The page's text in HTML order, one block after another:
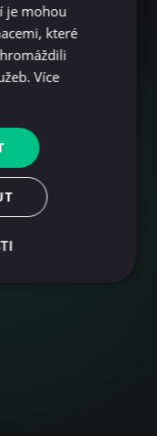
sítě, které
přechod na
i jednotlivce.
software
je mohou
které
Více